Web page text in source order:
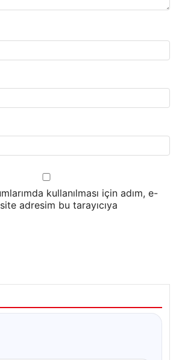
kullanılması için adım, e-
adresim bu tarayıcıya